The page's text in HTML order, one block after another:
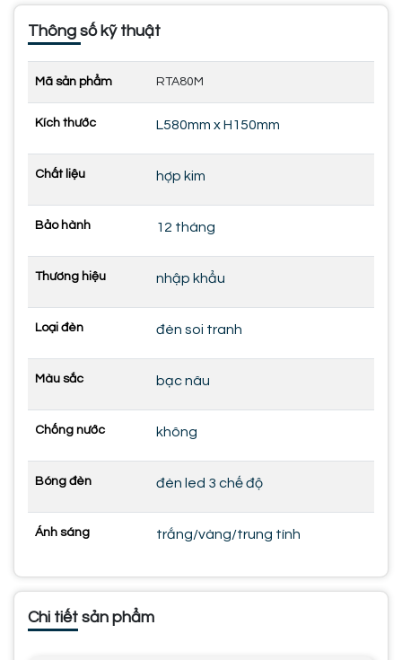
Thông số kỹ thuật
Mã sản phẩm RTA80M
Kích thước L580mm x H150mm
Chất liệu hợp kim
Bảo hành 12 tháng
Thương hiệu nhập khẩu
Loại đèn đèn soi tranh
Màu sắc bạc nâu
Chống nước không
Bóng đèn đèn led 3 chế độ
Ánh sáng trắng/vàng/trung tính
Chi tiết sản phẩm